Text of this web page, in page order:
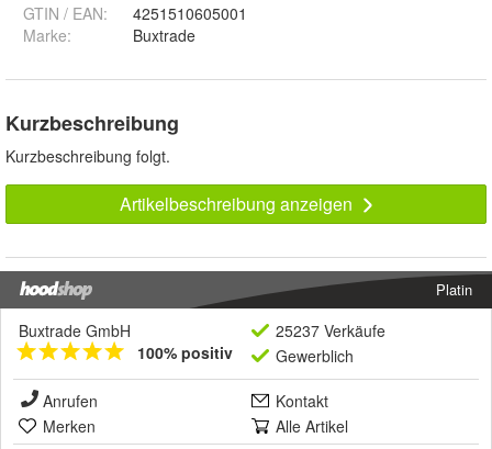
GTIN / EAN:
4251510605001
Marke:
Buxtrade
Kurzbeschreibung
Kurzbeschreibung folgt.
Artikelbeschreibung anzeigen
Platin
Buxtrade GmbH
100% positiv
25237 Verkäufe
Gewerblich
Anrufen
Kontakt
Merken
Alle Artikel